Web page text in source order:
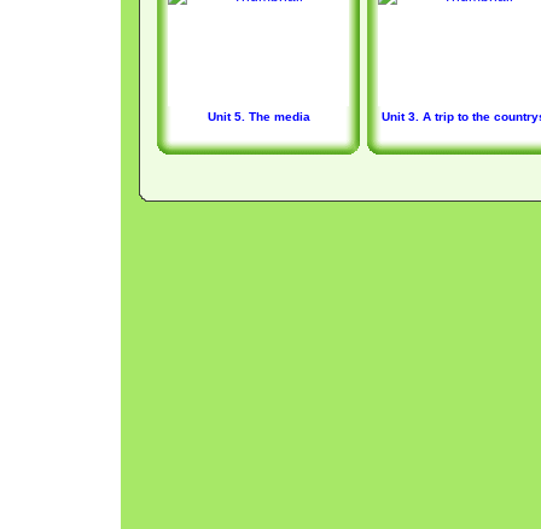
Unit 5. The media Unit 3. A trip to the